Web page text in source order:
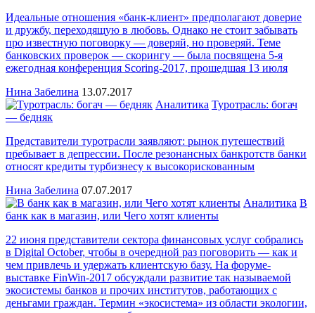
Идеальные отношения «банк-клиент» предполагают доверие
и дружбу, переходящую в любовь. Однако не стоит забывать
про известную поговорку — доверяй, но проверяй. Теме
банковских проверок — скорингу — была посвящена 5-я
ежегодная конференция Scoring-2017, прошедшая 13 июля
Нина Забелина 13.07.2017
Аналитика Туротрасль: богач
— бедняк
Представители туротрасли заявляют: рынок путешествий
пребывает в депрессии. После резонансных банкротств банки
относят кредиты турбизнесу к высокорискованным
Нина Забелина 07.07.2017
Аналитика В
банк как в магазин, или Чего хотят клиенты
22 июня представители сектора финансовых услуг собрались
в Digital October, чтобы в очередной раз поговорить — как и
чем привлечь и удержать клиентскую базу. На форуме-
выставке FinWin-2017 обсуждали развитие так называемой
экосистемы банков и прочих институтов, работающих с
деньгами граждан. Термин «экосистема» из области экологии,